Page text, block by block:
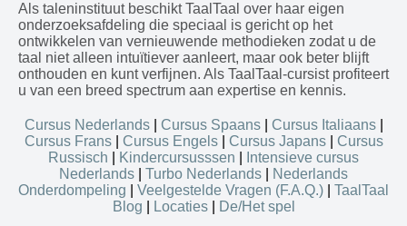
Als taleninstituut beschikt TaalTaal over haar eigen
onderzoeksafdeling die speciaal is gericht op het
ontwikkelen van vernieuwende methodieken zodat u de
taal niet alleen intuïtiever aanleert, maar ook beter blijft
onthouden en kunt verfijnen. Als TaalTaal-cursist profiteert
u van een breed spectrum aan expertise en kennis.
Cursus Nederlands| Cursus Spaans| Cursus Italiaans|
Cursus Frans| Cursus Engels| Cursus Japans| Cursus
Russisch
Kindercursusssen
Intensieve cursus
Nederlands
Turbo Nederlands
Nederlands
Onderdompeling
Veelgestelde Vragen (F.A.Q.)
TaalTaal
Blog
Locaties| De/Het spel